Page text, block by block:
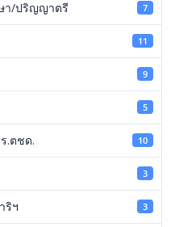
า/ปริญญาตรี 7
11
9
5
.ตชด. 10
3
ริฯ 3